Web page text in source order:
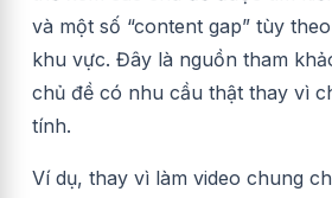
và một số “content gap” tùy
khu vực. Đây là nguồn tham
chủ đề có nhu cầu thật thay vì
tính.
Ví dụ, thay vì làm video chung